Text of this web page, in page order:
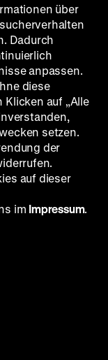
Nazim
auch in der
Bildern
In
Folkloregruppe
öffentliche
Mahin Esmati
Berlin lebt.
gegen das
Sie berichtet
mit dem
deutschen
Geflüchteten
sie neue
hören,
über
Dadurch
anpassen.
diese
Klicken auf „Alle
setzen.
der
auf dieser
im Impressum.